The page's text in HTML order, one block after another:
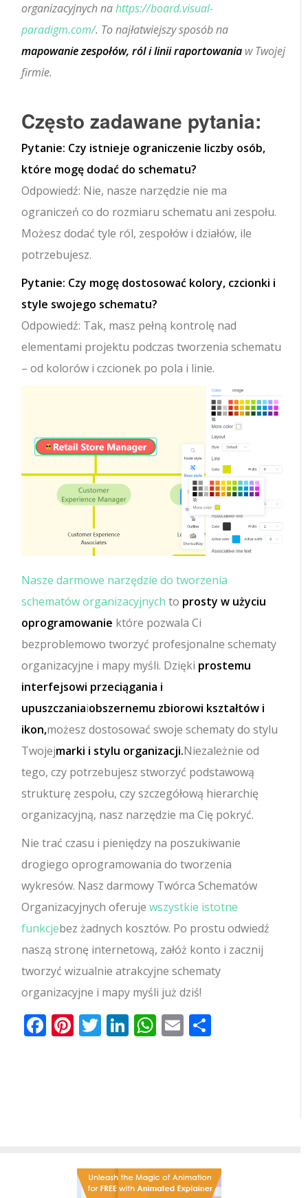
organizacyjnych nahttps://board.visual-
paradigm.com/. To najłatwiejszy sposób na
mapowanie zespołów, ról i linii raportowania w Twojej
firmie.
Często zadawane pytania:
Pytanie: Czy istnieje ograniczenie liczby osób,
które mogę dodać do schematu?
Odpowiedź: Nie, nasze narzędzie nie ma
ograniczeń co do rozmiaru schematu ani zespołu.
Możesz dodać tyle ról, zespołów i działów, ile
potrzebujesz.
Pytanie: Czy mogę dostosować kolory, czcionki i
style swojego schematu?
Odpowiedź: Tak, masz pełną kontrolę nad
elementami projektu podczas tworzenia schematu
– od kolorów i czcionek po pola i linie.
Nasze darmowe narzędzie do tworzenia
schematów organizacyjnych to prosty w użyciu
oprogramowanie które pozwala Ci
bezproblemowo tworzyć profesjonalne schematy
organizacyjne i mapy myśli. Dzięki prostemu
interfejsowi przeciągania i
upuszczaniaiobszernemu zbiorowi kształtów i
ikon,możesz dostosować swoje schematy do stylu
Twojejmarki i stylu organizacji.Niezależnie od
tego, czy potrzebujesz stworzyć podstawową
strukturę zespołu, czy szczegółową hierarchię
organizacyjną, nasz narzędzie ma Cię pokryć.
Nie trać czasu i pieniędzy na poszukiwanie
drogiego oprogramowania do tworzenia
wykresów. Nasz darmowy Twórca Schematów
Organizacyjnych oferujewszystkie istotne
funkcjebez żadnych kosztów. Po prostu odwiedź
naszą stronę internetową, załóż konto i zacznij
tworzyć wizualnie atrakcyjne schematy
organizacyjne i mapy myśli już dziś!
Facebook
Pinterest
Twitter
LinkedIn
WhatsApp
Email